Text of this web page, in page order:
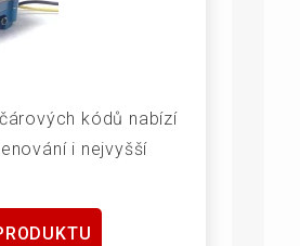
kódů nabízí
i nejvyšší